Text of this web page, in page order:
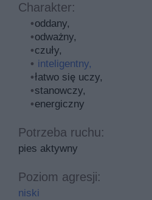
Charakter:
oddany,
odważny,
czuły,
inteligentny,
łatwo się uczy,
stanowczy,
energiczny
Potrzeba ruchu:
pies aktywny
Poziom agresji:
niski